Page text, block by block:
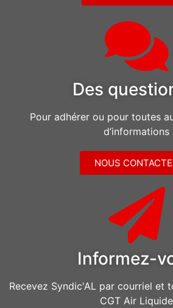
Des
Pour adhérer ou pour toutes
d’informations
NOUS
Informez-
Recevez Syndic'AL par courriel et
CGT Air Liquide